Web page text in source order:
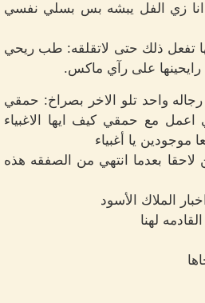
لا انا زي الفل يبشه بس بسلي نفسي
تفعل ذلك حتى لاتقلقه: طب ريحي
على رآي ماكس.
واحد تلو الاخر بصراخ: حمقي
اعمل مع حمقي كيف ايها الاغبياء
موجودين يا أغبياء
بعدما انتهي من الصفقه هذه
الملاك الأسود
لهنا